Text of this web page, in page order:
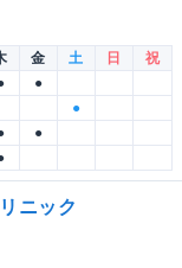
金 土 日
祝
●
●
●
ニック